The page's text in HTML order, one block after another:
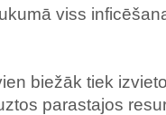
viss
biežāk tiek
parastajos